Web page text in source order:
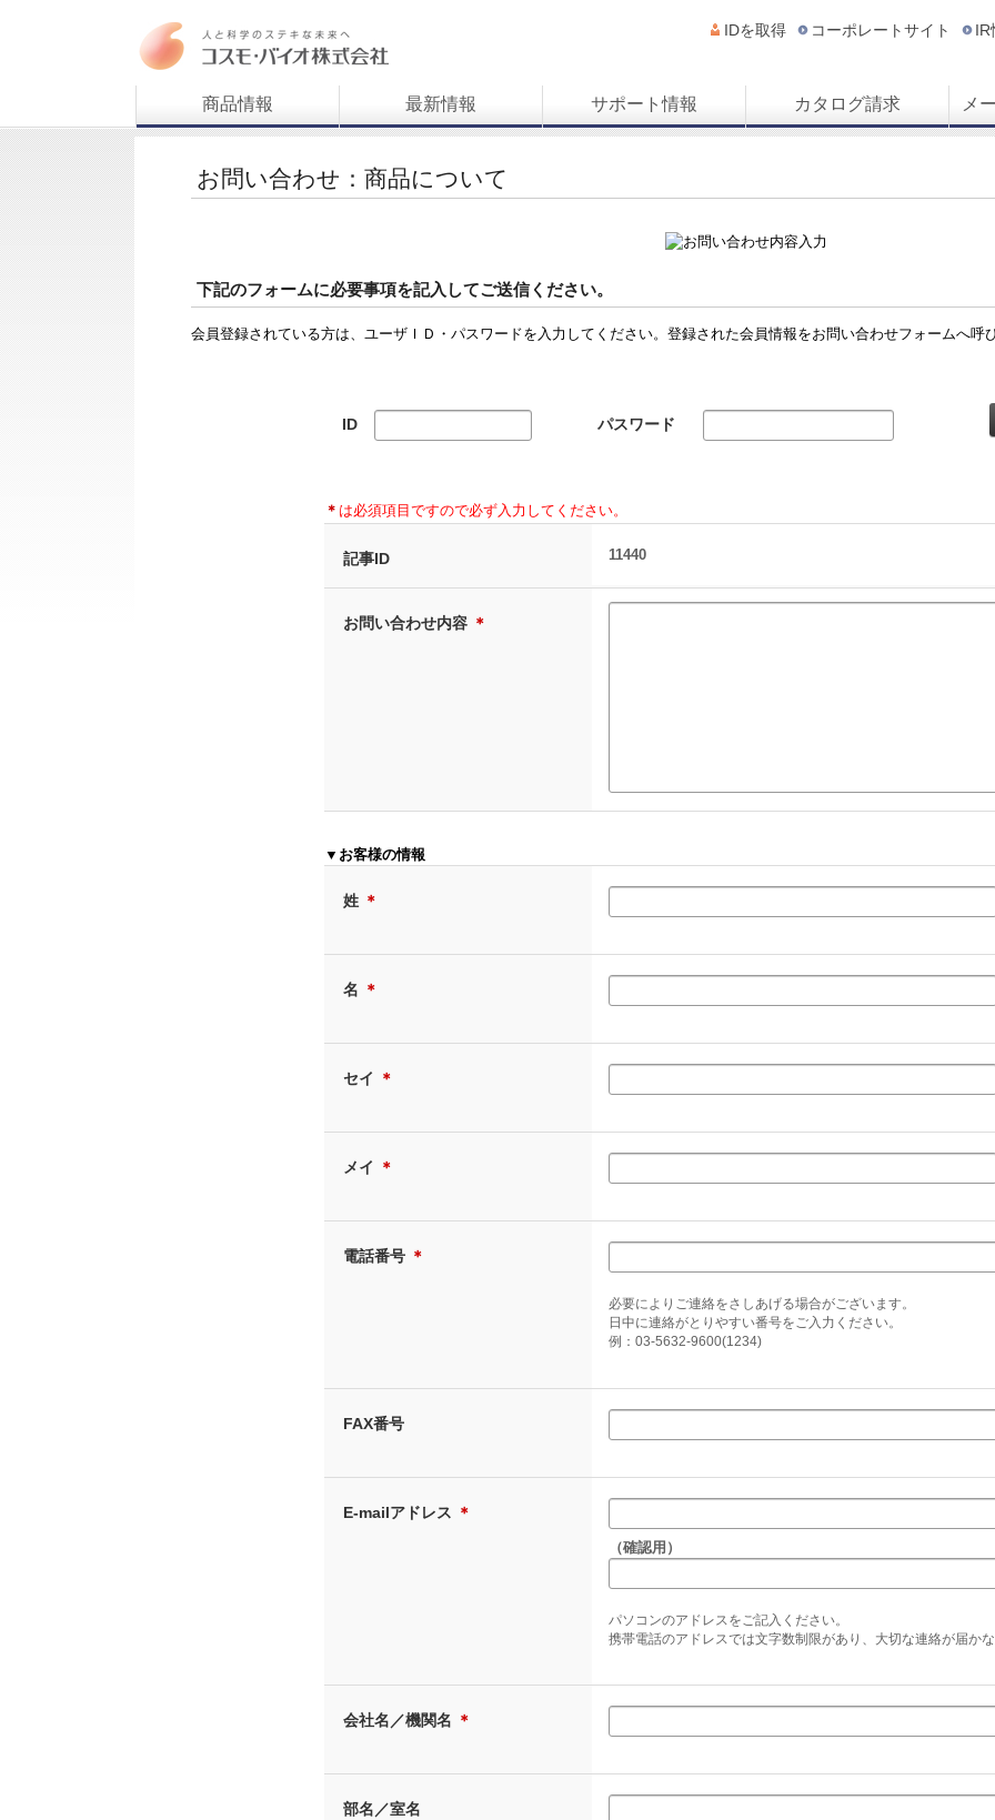
IDを取得 コーポレートサイト IR
商品情報 最新情報 サポート情報 カタログ請求 メ
お問い合わせ：商品について
下記のフォームに必要事項を記入してご送信ください。
会員登録されている方は、ユーザＩＤ・パスワードを入力してください。登録された会員情報をお問い合わせフォームへ呼
ID パスワード
＊ は必須項目ですので必ず入力してください。
記事ID 11440
お問い合わせ内容 ＊
▼お客様の情報
姓 ＊
名 ＊
セイ ＊
メイ ＊
電話番号 ＊
必要によりご連絡をさしあげる場合がございます。
日中に連絡がとりやすい番号をご入力ください。
例：03-5632-9600(1234)
FAX番号
E-mailアドレス ＊
（確認用）
パソコンのアドレスをご記入ください。
携帯電話のアドレスでは文字数制限があり、大切な連絡が届かな
会社名／機関名 ＊
部名／室名